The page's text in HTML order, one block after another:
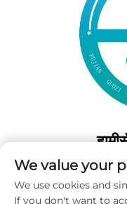
Add: 50 Gaofeng दक्षिण
टेल:+86-19859128239
We value your
We use cookies and
If you don't want to